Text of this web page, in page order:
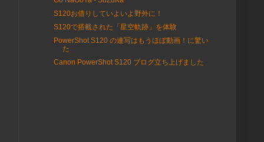
S120お借りしていよいよ野外に！
S120で搭載された「星空軌跡」を体験
PowerShot S120 の連写はもうほぼ動画！に驚い
た
Canon PowerShot S120 ブログ立ち上げました